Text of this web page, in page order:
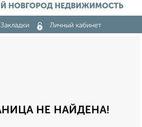
НОВГОРОД НЕДВИЖИМОСТЬ
Закладки Личный кабинет
НЕ НАЙДЕНА!